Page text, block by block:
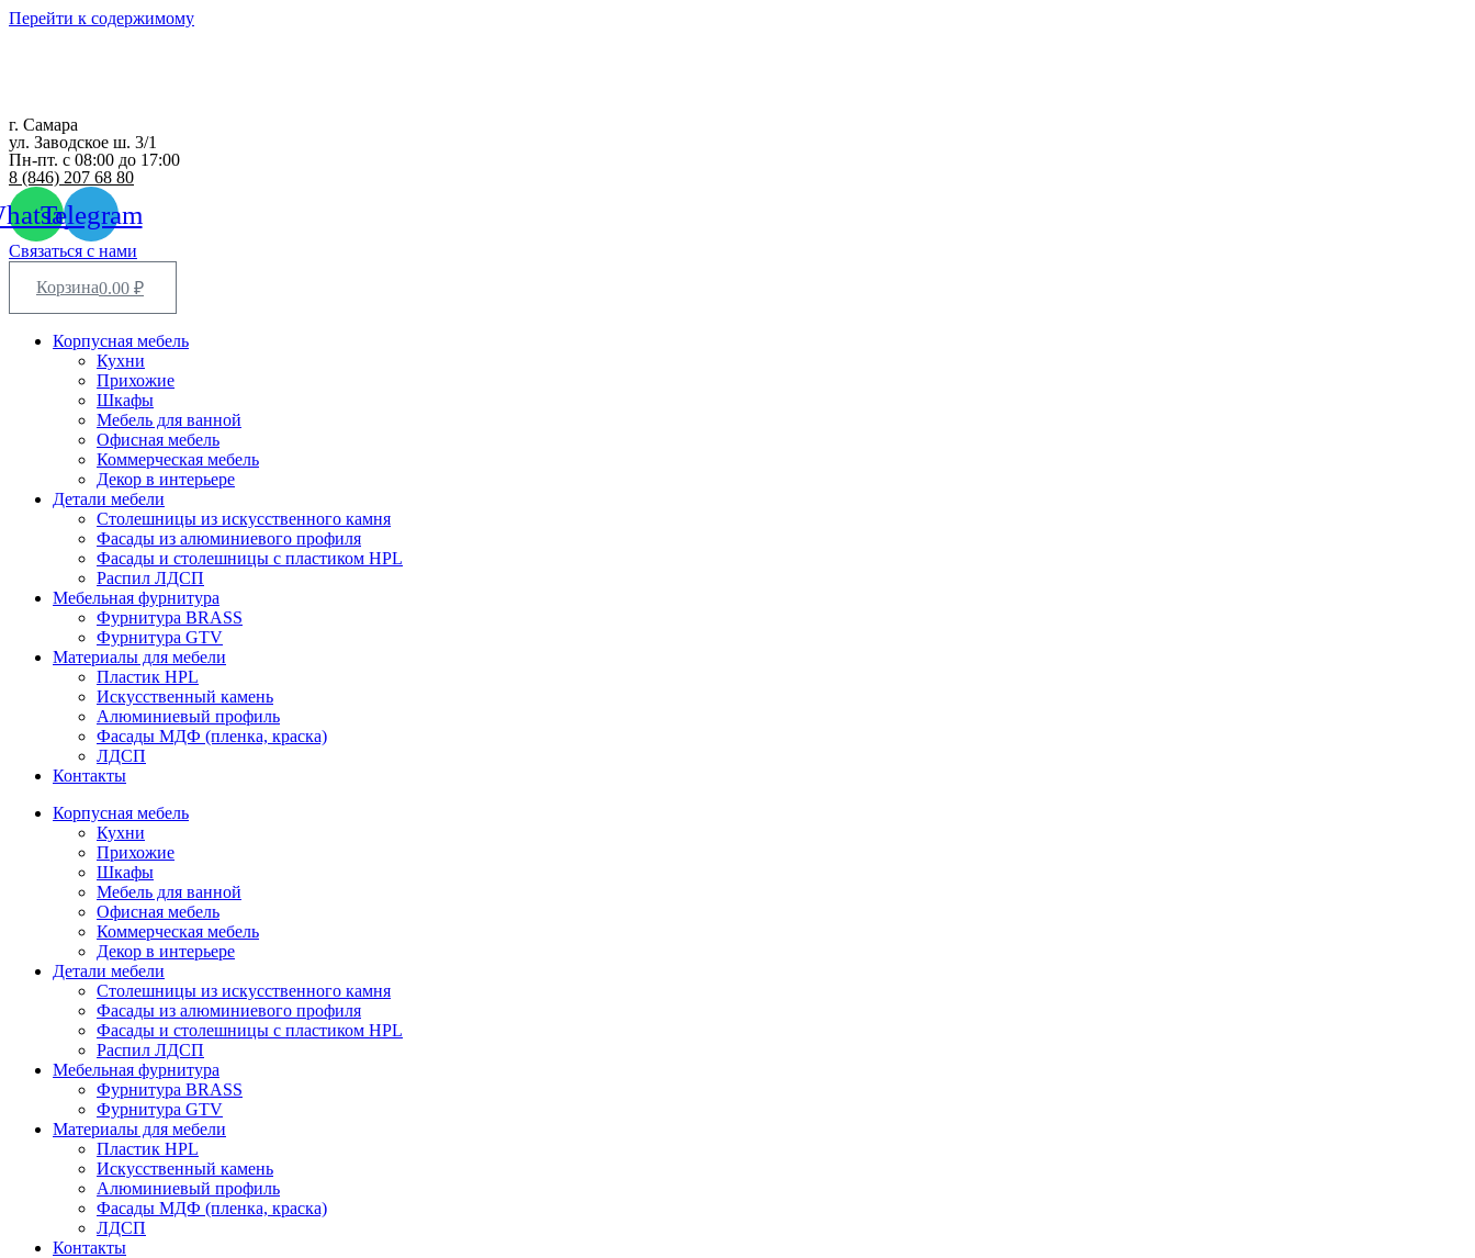
Перейти к содержимому
г. Самара
ул. Заводское ш. 3/1
Пн-пт. с 08:00 до 17:00
8 (846) 207 68 80
Telegram
Связаться с нами
0.00 ₽
Корзина
Корпусная мебель
Кухни
Прихожие
Шкафы
Мебель для ванной
Офисная мебель
Коммерческая мебель
Декор в интерьере
Детали мебели
Столешницы из искусственного камня
Фасады из алюминиевого профиля
Фасады и столешницы с пластиком HPL
Распил ЛДСП
Мебельная фурнитура
Фурнитура BRASS
Фурнитура GTV
Материалы для мебели
Пластик HPL
Искусственный камень
Алюминиевый профиль
Фасады МДФ (пленка, краска)
ЛДСП
Контакты
Корпусная мебель
Кухни
Прихожие
Шкафы
Мебель для ванной
Офисная мебель
Коммерческая мебель
Декор в интерьере
Детали мебели
Столешницы из искусственного камня
Фасады из алюминиевого профиля
Фасады и столешницы с пластиком HPL
Распил ЛДСП
Мебельная фурнитура
Фурнитура BRASS
Фурнитура GTV
Материалы для мебели
Пластик HPL
Искусственный камень
Алюминиевый профиль
Фасады МДФ (пленка, краска)
ЛДСП
Контакты